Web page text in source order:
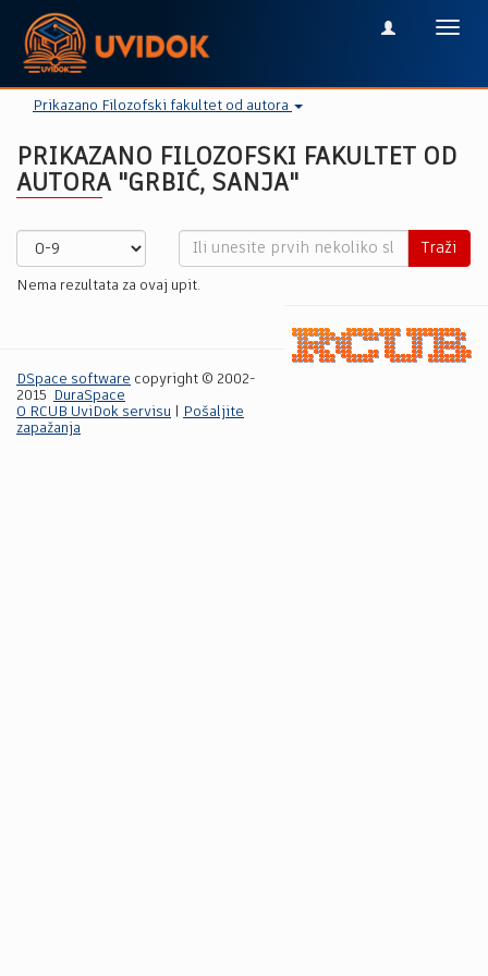
Prikazano Filozofski fakultet od autora
PRIKAZANO FILOZOFSKI FAKULTET OD
AUTORA "GRBIĆ, SАNJA"
Traži
Nema rezultata za ovaj upit.
DSpace software copyright © 2002-
2015
DuraSpace
O RCUB UviDok servisu
Pošaljite
zapažanja